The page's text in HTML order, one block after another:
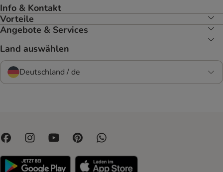
Info & Kontakt
Vorteile
Angebote & Services
Land auswählen
Deutschland / de